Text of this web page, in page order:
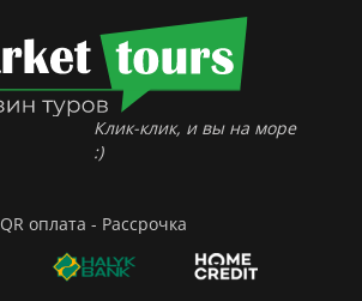
Клик-клик, и вы на море
:)
QR оплата - Рассрочка